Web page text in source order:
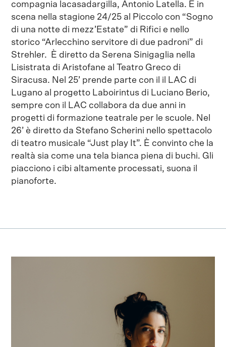
compagnia lacasadargilla, Antonio Latella. È in
scena nella stagione 24/25 al Piccolo con “Sogno
di una notte di mezz’Estate” di Rifici e nello
storico “Arlecchino servitore di due padroni” di
Strehler. È diretto da Serena Sinigaglia nella
Lisistrata di Aristofane al Teatro Greco di
Siracusa. Nel 25’ prende parte con il il LAC di
Lugano al progetto Laboirintus di Luciano Berio,
sempre con il LAC collabora da due anni in
progetti di formazione teatrale per le scuole. Nel
26’ è diretto da Stefano Scherini nello spettacolo
di teatro musicale “Just play It”. È convinto che la
realtà sia come una tela bianca piena di buchi. Gli
piacciono i cibi altamente processati, suona il
pianoforte.